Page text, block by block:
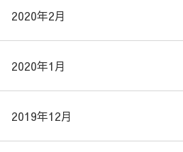
2020年2月
2020年1月
2019年12月